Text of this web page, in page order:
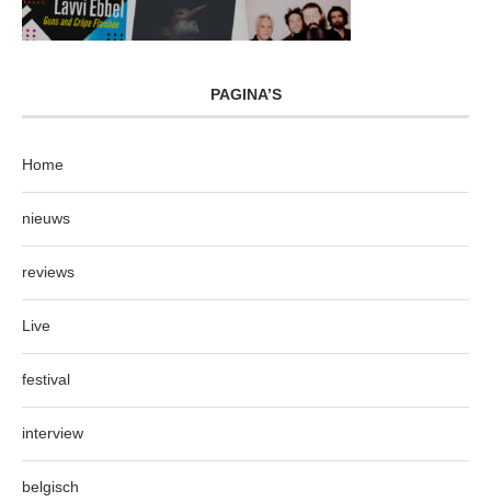
PAGINA’S
Home
nieuws
reviews
Live
festival
interview
belgisch